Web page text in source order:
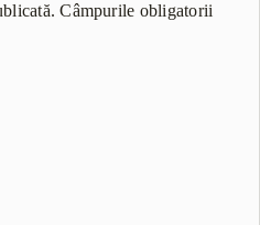
Câmpurile obligatorii